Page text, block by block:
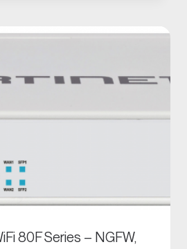
80F Series – NGFW,